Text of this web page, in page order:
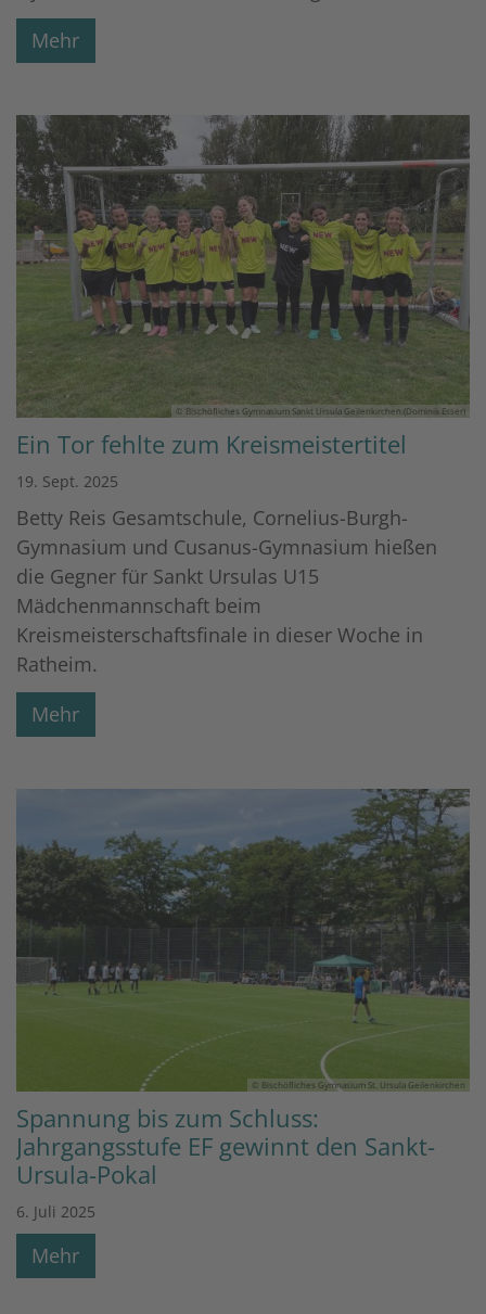
Mehr
© Bischöfliches Gymnasium Sankt Ursula Geilenkirchen (Dominik Esser)
Ein Tor fehlte zum Kreismeistertitel
19. Sept. 2025
Betty Reis Gesamtschule, Cornelius-Burgh-
Gymnasium und Cusanus-Gymnasium hießen
die Gegner für Sankt Ursulas U15
Mädchenmannschaft beim
Kreismeisterschaftsfinale in dieser Woche in
Ratheim.
Mehr
© Bischöfliches Gymnasium St. Ursula Geilenkirchen
Spannung bis zum Schluss:
Jahrgangsstufe EF gewinnt den Sankt-
Ursula-Pokal
6. Juli 2025
Mehr